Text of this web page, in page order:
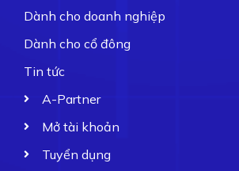
Dành cho doanh nghiệp
Dành cho cổ đông
Tin tức
A-Partner
Mở tài khoản
Tuyển dụng